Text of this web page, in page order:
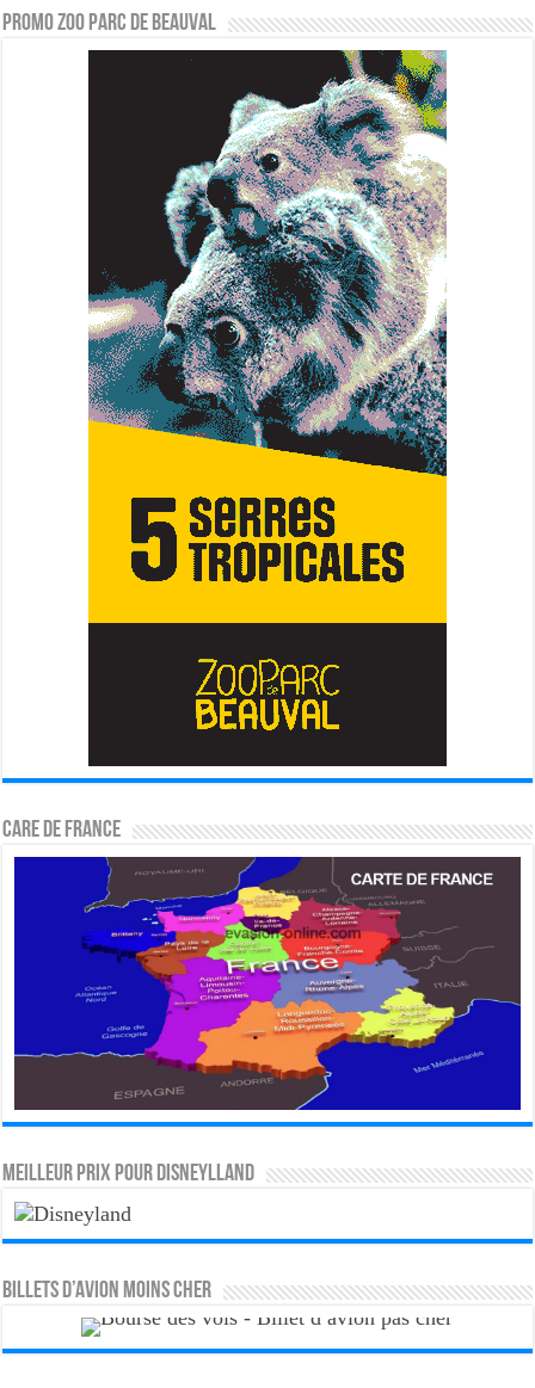
PROMO ZOO PARC DE BEAUVAL
CARE DE FRANCE
MEILLEUR PRIX POUR DISNEYLLAND
Billets d’avion moins cher